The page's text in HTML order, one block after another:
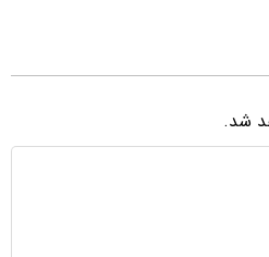
شد.